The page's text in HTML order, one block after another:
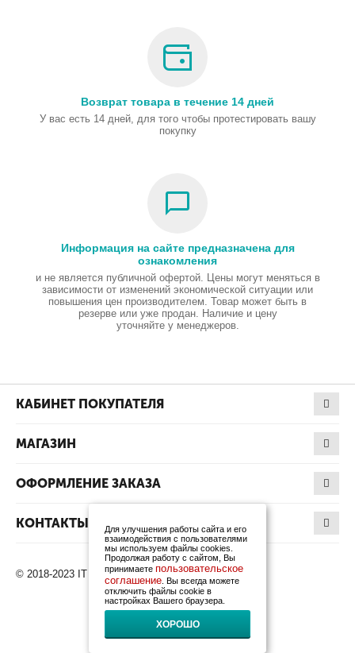
Возврат товара в течение 14 дней
У вас есть 14 дней, для того чтобы протестировать вашу
покупку
Информация на сайте предназначена для
ознакомления
и не является публичной офертой. Цены могут меняться в
зависимости от изменений экономической ситуации или
повышения цен производителем. Товар может быть в
резерве или уже продан. Наличие и цену
уточняйте у менеджеров.
КАБИНЕТ ПОКУПАТЕЛЯ
МАГАЗИН
ОФОРМЛЕНИЕ ЗАКАЗА
КОНТАКТЫ
© 2018-2023 IT Products. Все права защищены.
Для улучшения работы сайта и его
взаимодействия с пользователями
мы используем файлы cookies.
Продолжая работу с сайтом, Вы
принимаете пользовательское
соглашение . Вы всегда можете
отключить файлы cookie в
настройках Вашего браузера.
ХОРОШО